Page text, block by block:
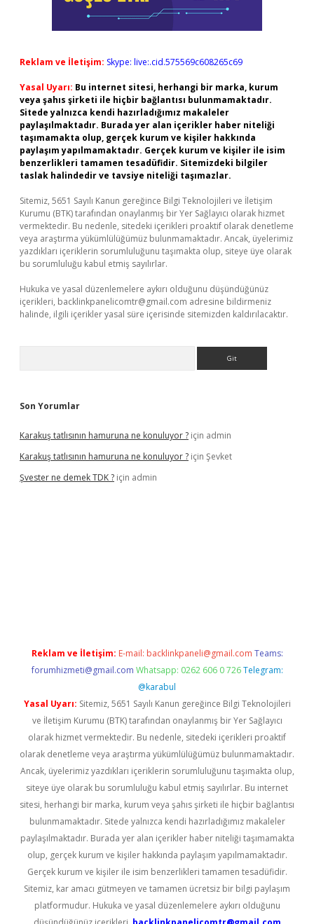
Reklam ve İletişim: Skype: live:.cid.575569c608265c69
Yasal Uyarı: Bu internet sitesi, herhangi bir marka, kurum
veya şahıs şirketi ile hiçbir bağlantısı bulunmamaktadır.
Sitede yalnızca kendi hazırladığımız makaleler
paylaşılmaktadır. Burada yer alan içerikler haber niteliği
taşımamakta olup, gerçek kurum ve kişiler hakkında
paylaşım yapılmamaktadır. Gerçek kurum ve kişiler ile isim
benzerlikleri tamamen tesadüfidir. Sitemizdeki bilgiler
taslak halindedir ve tavsiye niteliği taşımazlar.
Sitemiz, 5651 Sayılı Kanun gereğince Bilgi Teknolojileri ve İletişim
Kurumu (BTK) tarafından onaylanmış bir Yer Sağlayıcı olarak hizmet
vermektedir. Bu nedenle, sitedeki içerikleri proaktif olarak denetleme
veya araştırma yükümlülüğümüz bulunmamaktadır. Ancak, üyelerimiz
yazdıkları içeriklerin sorumluluğunu taşımakta olup, siteye üye olarak
bu sorumluluğu kabul etmiş sayılırlar.
Hukuka ve yasal düzenlemelere aykırı olduğunu düşündüğünüz
içerikleri, backlinkpanelicomtr@gmail.com adresine bildirmeniz
halinde, ilgili içerikler yasal süre içerisinde sitemizden kaldırılacaktır.
Son Yorumlar
Karakuş tatlısının hamuruna ne konuluyor ? için admin
Karakuş tatlısının hamuruna ne konuluyor ? için Şevket
Şvester ne demek TDK ? için admin
Reklam ve İletişim: E-mail: backlinkpaneli@gmail.com Teams:
forumhizmeti@gmail.com Whatsapp: 0262 606 0 726 Telegram:
@karabul
Yasal Uyarı: Sitemiz, 5651 Sayılı Kanun gereğince Bilgi Teknolojileri
ve İletişim Kurumu (BTK) tarafından onaylanmış bir Yer Sağlayıcı
olarak hizmet vermektedir. Bu nedenle, sitedeki içerikleri proaktif
olarak denetleme veya araştırma yükümlülüğümüz bulunmamaktadır.
Ancak, üyelerimiz yazdıkları içeriklerin sorumluluğunu taşımakta olup,
siteye üye olarak bu sorumluluğu kabul etmiş sayılırlar. Bu internet
sitesi, herhangi bir marka, kurum veya şahıs şirketi ile hiçbir bağlantısı
bulunmamaktadır. Sitede yalnızca kendi hazırladığımız makaleler
paylaşılmaktadır. Burada yer alan içerikler haber niteliği taşımamakta
olup, gerçek kurum ve kişiler hakkında paylaşım yapılmamaktadır.
Gerçek kurum ve kişiler ile isim benzerlikleri tamamen tesadüfidir.
Sitemiz, kar amacı gütmeyen ve tamamen ücretsiz bir bilgi paylaşım
platformudur. Hukuka ve yasal düzenlemelere aykırı olduğunu